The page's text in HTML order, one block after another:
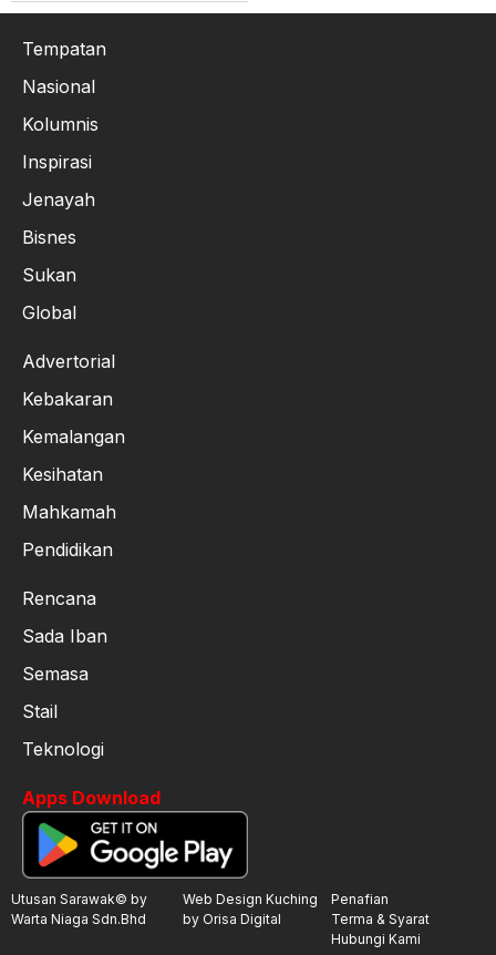
Tempatan
Nasional
Kolumnis
Inspirasi
Jenayah
Bisnes
Sukan
Global
Advertorial
Kebakaran
Kemalangan
Kesihatan
Mahkamah
Pendidikan
Rencana
Sada Iban
Semasa
Stail
Teknologi
Apps Download
Utusan Sarawak© by
Warta Niaga Sdn.Bhd
Web Design Kuching
by Orisa Digital
Penafian
Terma & Syarat
Hubungi Kami